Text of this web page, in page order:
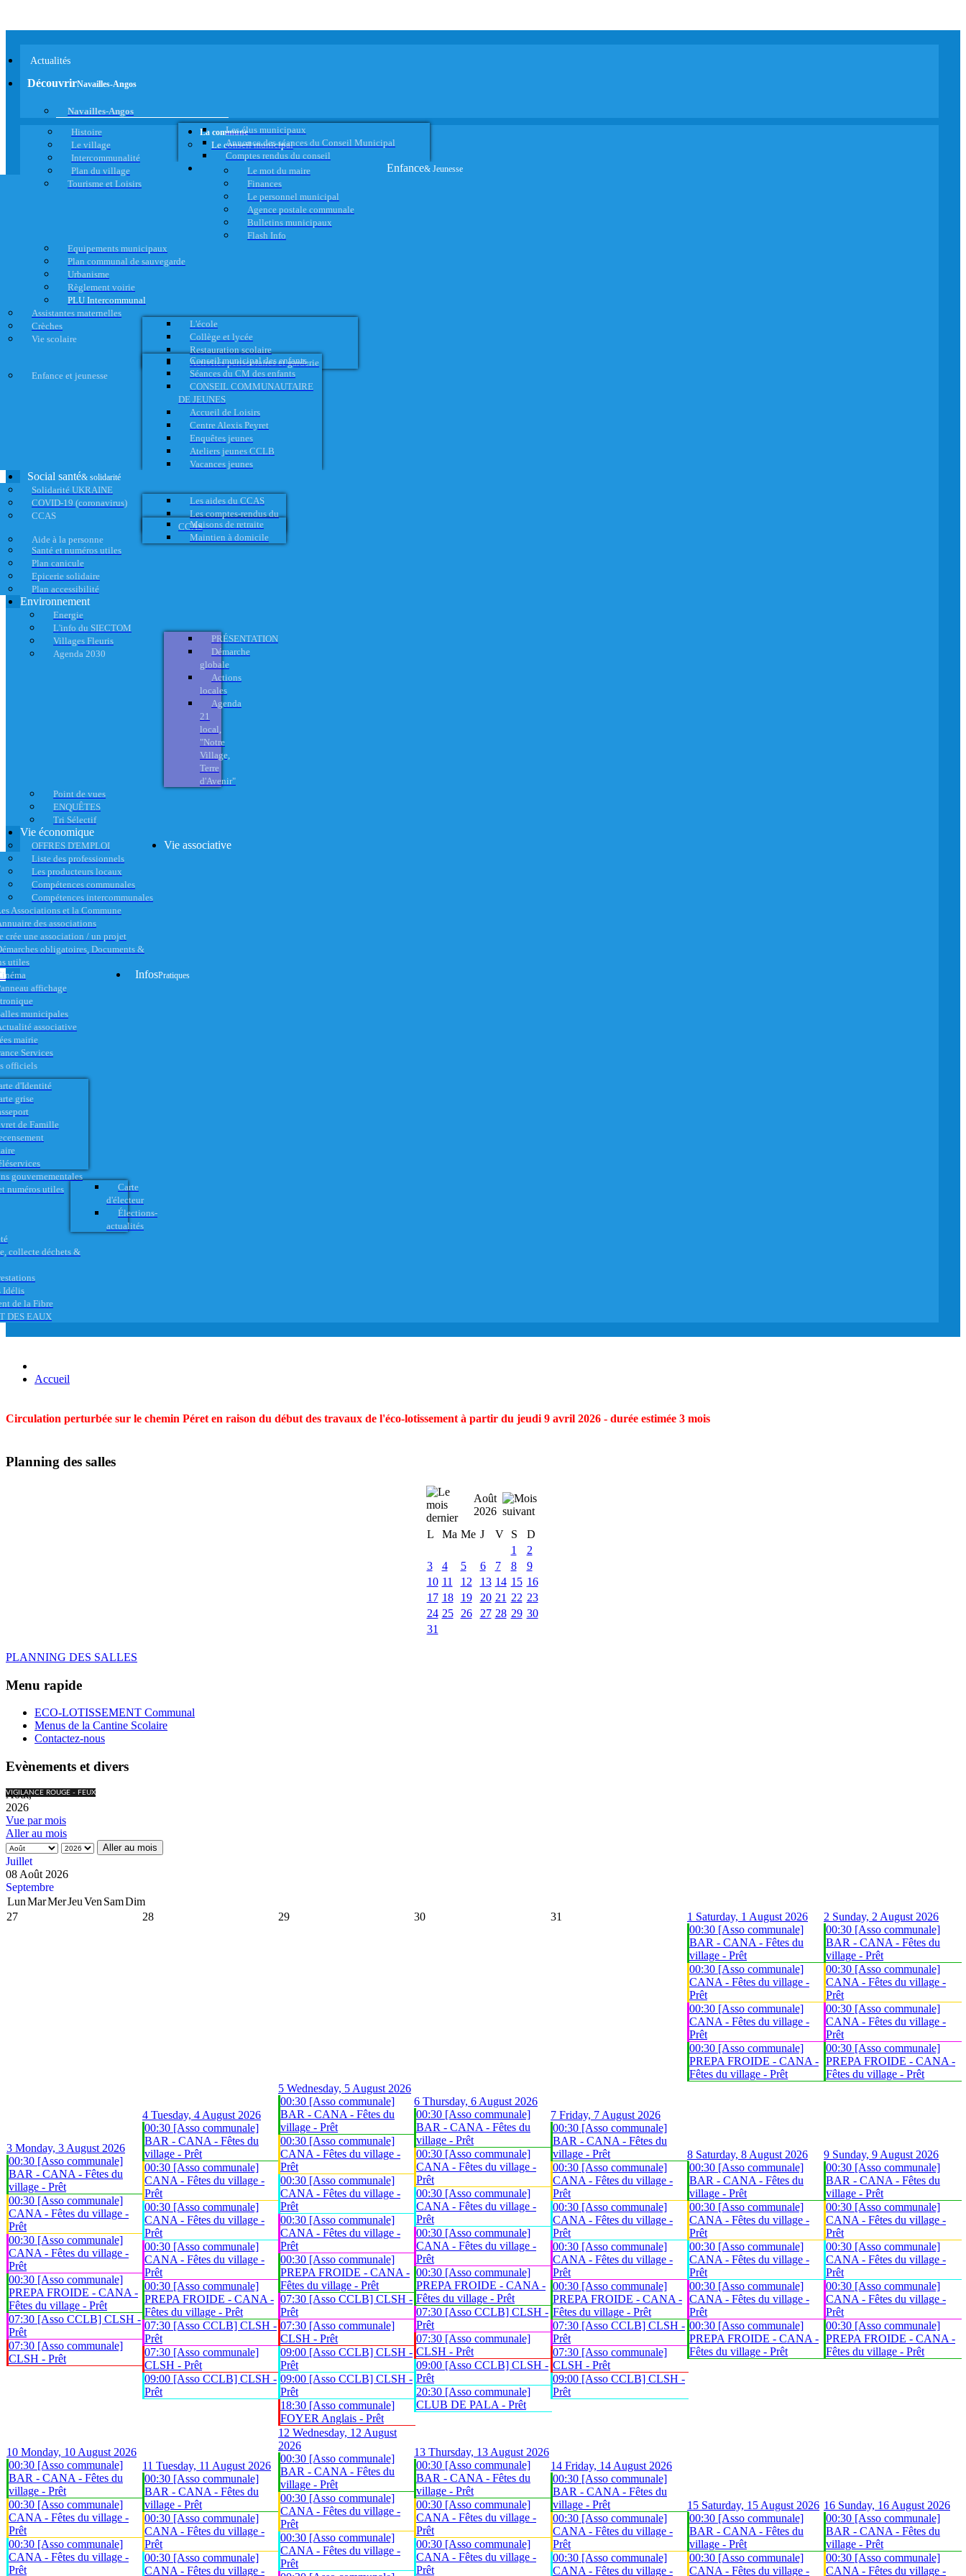
Actualités
DécouvrirNavailles-Angos
Navailles-Angos
Histoire
Le village
Intercommunalité
Plan du village
Tourisme et Loisirs
La commune
Le conseil municipal
Les élus municipaux
Annonce des séances du Conseil Municipal
Comptes rendus du conseil
Le mot du maire
Finances
Le personnel municipal
Agence postale communale
Bulletins municipaux
Flash Info
Equipements municipaux
Plan communal de sauvegarde
Urbanisme
Règlement voirie
PLU Intercommunal
Enfance& Jeunesse
Assistantes maternelles
Crèches
Vie scolaire
L'école
Collège et lycée
Restauration scolaire
Activités périscolaires et garderie
Enfance et jeunesse
Conseil municipal des enfants
Séances du CM des enfants
CONSEIL COMMUNAUTAIRE
DE JEUNES
Accueil de Loisirs
Centre Alexis Peyret
Enquêtes jeunes
Ateliers jeunes CCLB
Vacances jeunes
Social santé& solidarité
Solidarité UKRAINE
COVID-19 (coronavirus)
CCAS
Les aides du CCAS
Les comptes-rendus du
CCAS
Aide à la personne
Maisons de retraite
Maintien à domicile
Santé et numéros utiles
Plan canicule
Epicerie solidaire
Plan accessibilité
Environnement
Energie
L'info du SIECTOM
Villages Fleuris
Agenda 2030
PRÉSENTATION
Démarche
globale
Actions
locales
Agenda
21
local,
"Notre
Village,
Terre
d'Avenir"
Point de vues
ENQUÊTES
Tri Sélectif
Vie économique
OFFRES D'EMPLOI
Liste des professionnels
Les producteurs locaux
Compétences communales
Compétences intercommunales
Vie associative
Associations et la Commune
des associations
crée une association / un projet
obligatoires, Documents &
utiles
affichage
municipales
associative
InfosPratiques
mairie
Services
officiels
d'Identité
grise
de Famille
gouvernementales
numéros utiles
Carte
d'électeur
Élections-
actualités
collecte déchets &
Idélis
de la Fibre
DES EAUX
Accueil
Circulation perturbée sur le chemin Péret en raison du début des travaux de l'éco-lotissement à partir du jeudi 9 avril 2026 - durée estimée 3 mois
Planning des salles
Août
2026
L
Ma Me J V S
D
1
2
3
4 5 6 7 8
9
10 11 12 13 14 15 16
17 18 19 20 21 22 23
24 25 26 27 28 29 30
31
PLANNING DES SALLES
Menu rapide
ECO-LOTISSEMENT Communal
Menus de la Cantine Scolaire
Contactez-nous
Evènements et divers
VIGILANCE ROUGE - FEUX
Août,
2026
Vue par mois
Aller au mois
Aller au mois
Juillet
08 Août 2026
Septembre
LunMarMerJeuVen SamDim
27
28 29 30 31 1 Saturday, 1 August 2026
00:30 [Asso communale]
BAR - CANA - Fêtes du
village - Prêt
00:30 [Asso communale]
CANA - Fêtes du village -
Prêt
00:30 [Asso communale]
CANA - Fêtes du village -
Prêt
00:30 [Asso communale]
PREPA FROIDE - CANA -
Fêtes du village - Prêt
2 Sunday, 2 August 2026
00:30 [Asso communale]
BAR - CANA - Fêtes du
village - Prêt
00:30 [Asso communale]
CANA - Fêtes du village -
Prêt
00:30 [Asso communale]
CANA - Fêtes du village -
Prêt
00:30 [Asso communale]
PREPA FROIDE - CANA -
Fêtes du village - Prêt
3 Monday, 3 August 2026
00:30 [Asso communale]
BAR - CANA - Fêtes du
village - Prêt
00:30 [Asso communale]
CANA - Fêtes du village -
Prêt
00:30 [Asso communale]
CANA - Fêtes du village -
Prêt
00:30 [Asso communale]
PREPA FROIDE - CANA -
Fêtes du village - Prêt
07:30 [Asso CCLB] CLSH -
Prêt
07:30 [Asso communale]
CLSH - Prêt
4 Tuesday, 4 August 2026
00:30 [Asso communale]
BAR - CANA - Fêtes du
village - Prêt
00:30 [Asso communale]
CANA - Fêtes du village -
Prêt
00:30 [Asso communale]
CANA - Fêtes du village -
Prêt
00:30 [Asso communale]
CANA - Fêtes du village -
Prêt
00:30 [Asso communale]
PREPA FROIDE - CANA -
Fêtes du village - Prêt
07:30 [Asso CCLB] CLSH -
Prêt
07:30 [Asso communale]
CLSH - Prêt
09:00 [Asso CCLB] CLSH -
Prêt
5 Wednesday, 5 August 2026
00:30 [Asso communale]
BAR - CANA - Fêtes du
village - Prêt
00:30 [Asso communale]
CANA - Fêtes du village -
Prêt
00:30 [Asso communale]
CANA - Fêtes du village -
Prêt
00:30 [Asso communale]
CANA - Fêtes du village -
Prêt
00:30 [Asso communale]
PREPA FROIDE - CANA -
Fêtes du village - Prêt
07:30 [Asso CCLB] CLSH -
Prêt
07:30 [Asso communale]
CLSH - Prêt
09:00 [Asso CCLB] CLSH -
Prêt
09:00 [Asso CCLB] CLSH -
Prêt
18:30 [Asso communale]
FOYER Anglais - Prêt
6 Thursday, 6 August 2026
00:30 [Asso communale]
BAR - CANA - Fêtes du
village - Prêt
00:30 [Asso communale]
CANA - Fêtes du village -
Prêt
00:30 [Asso communale]
CANA - Fêtes du village -
Prêt
00:30 [Asso communale]
CANA - Fêtes du village -
Prêt
00:30 [Asso communale]
PREPA FROIDE - CANA -
Fêtes du village - Prêt
07:30 [Asso CCLB] CLSH -
Prêt
07:30 [Asso communale]
CLSH - Prêt
09:00 [Asso CCLB] CLSH -
Prêt
20:30 [Asso communale]
CLUB DE PALA - Prêt
7 Friday, 7 August 2026
00:30 [Asso communale]
BAR - CANA - Fêtes du
village - Prêt
00:30 [Asso communale]
CANA - Fêtes du village -
Prêt
00:30 [Asso communale]
CANA - Fêtes du village -
Prêt
00:30 [Asso communale]
CANA - Fêtes du village -
Prêt
00:30 [Asso communale]
PREPA FROIDE - CANA -
Fêtes du village - Prêt
07:30 [Asso CCLB] CLSH -
Prêt
07:30 [Asso communale]
CLSH - Prêt
09:00 [Asso CCLB] CLSH -
Prêt
8 Saturday, 8 August 2026
00:30 [Asso communale]
BAR - CANA - Fêtes du
village - Prêt
00:30 [Asso communale]
CANA - Fêtes du village -
Prêt
00:30 [Asso communale]
CANA - Fêtes du village -
Prêt
00:30 [Asso communale]
CANA - Fêtes du village -
Prêt
00:30 [Asso communale]
PREPA FROIDE - CANA -
Fêtes du village - Prêt
9 Sunday, 9 August 2026
00:30 [Asso communale]
BAR - CANA - Fêtes du
village - Prêt
00:30 [Asso communale]
CANA - Fêtes du village -
Prêt
00:30 [Asso communale]
CANA - Fêtes du village -
Prêt
00:30 [Asso communale]
CANA - Fêtes du village -
Prêt
00:30 [Asso communale]
PREPA FROIDE - CANA -
Fêtes du village - Prêt
10 Monday, 10 August 2026
00:30 [Asso communale]
BAR - CANA - Fêtes du
village - Prêt
00:30 [Asso communale]
CANA - Fêtes du village -
Prêt
00:30 [Asso communale]
CANA - Fêtes du village -
Prêt
11 Tuesday, 11 August 2026
00:30 [Asso communale]
BAR - CANA - Fêtes du
village - Prêt
00:30 [Asso communale]
CANA - Fêtes du village -
Prêt
00:30 [Asso communale]
CANA - Fêtes du village -
12 Wednesday, 12 August
2026
00:30 [Asso communale]
BAR - CANA - Fêtes du
village - Prêt
00:30 [Asso communale]
CANA - Fêtes du village -
Prêt
00:30 [Asso communale]
CANA - Fêtes du village -
Prêt
13 Thursday, 13 August 2026
00:30 [Asso communale]
BAR - CANA - Fêtes du
village - Prêt
00:30 [Asso communale]
CANA - Fêtes du village -
Prêt
00:30 [Asso communale]
CANA - Fêtes du village -
Prêt
14 Friday, 14 August 2026
00:30 [Asso communale]
BAR - CANA - Fêtes du
village - Prêt
00:30 [Asso communale]
CANA - Fêtes du village -
Prêt
00:30 [Asso communale]
CANA - Fêtes du village -
15 Saturday, 15 August 2026
00:30 [Asso communale]
BAR - CANA - Fêtes du
village - Prêt
00:30 [Asso communale]
CANA - Fêtes du village -
16 Sunday, 16 August 2026
00:30 [Asso communale]
BAR - CANA - Fêtes du
village - Prêt
00:30 [Asso communale]
CANA - Fêtes du village -